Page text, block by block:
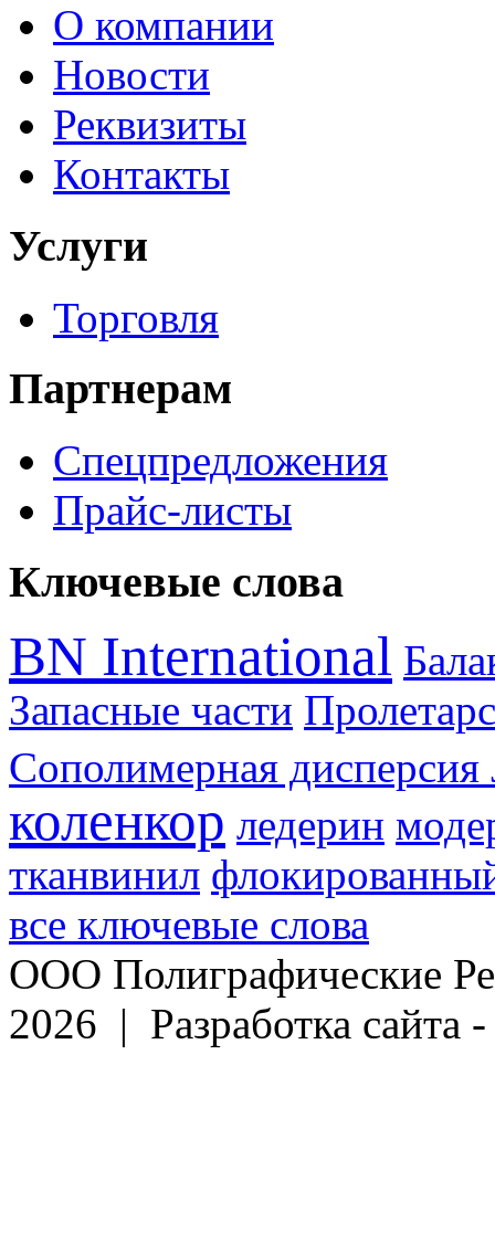
О компании
Новости
Реквизиты
Контакты
Услуги
Торговля
Партнерам
Спецпредложения
Прайс-листы
Ключевые слова
BN International
Запасные части
Сополимерная дисперсия
коленкор ледерин
тканвинил
все ключевые слова
ООО Полиграфические
2026 | Разработка сайта